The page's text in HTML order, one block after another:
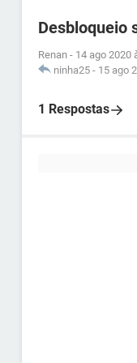
Desbloqueio
Renan - 14 ago 2020
ninha25 - 15 ago
1 Respostas